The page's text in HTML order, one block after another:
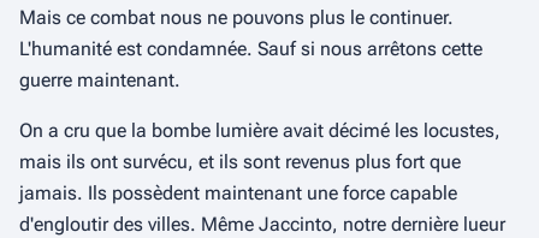
Mais ce combat nous ne pouvons plus le continuer.
L'humanité est condamnée. Sauf si nous arrêtons cette
guerre maintenant.
On a cru que la bombe lumière avait décimé les locustes,
mais ils ont survécu, et ils sont revenus plus fort que
jamais. Ils possèdent maintenant une force capable
d'engloutir des villes. Même Jaccinto, notre dernière lueur